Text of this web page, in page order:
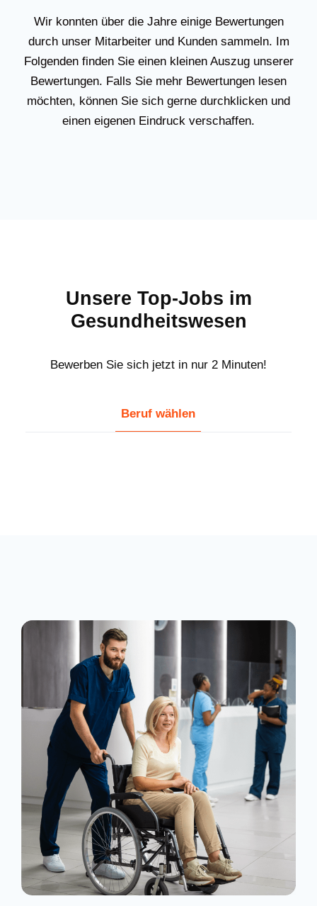
Wir konnten über die Jahre einige Bewertungen
durch unser Mitarbeiter und Kunden sammeln. Im
Folgenden finden Sie einen kleinen Auszug unserer
Bewertungen. Falls Sie mehr Bewertungen lesen
möchten, können Sie sich gerne durchklicken und
einen eigenen Eindruck verschaffen.
Unsere Top-Jobs im
Gesundheitswesen
Bewerben Sie sich jetzt in nur 2 Minuten!
Beruf wählen